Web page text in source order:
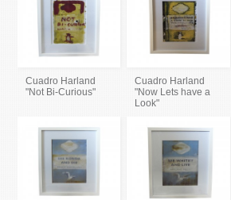
Cuadro Harland
"Not Bi-Curious"
Cuadro Harland
"Now Lets have a
Look"